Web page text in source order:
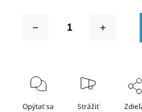
Opýtať sa Strážiť